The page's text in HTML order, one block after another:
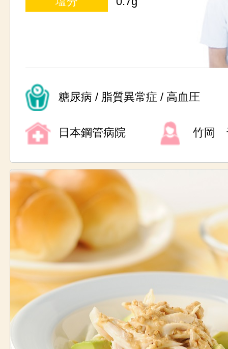
糖尿病 / 脂質異常症 / 高血圧
日本鋼管病院 竹岡